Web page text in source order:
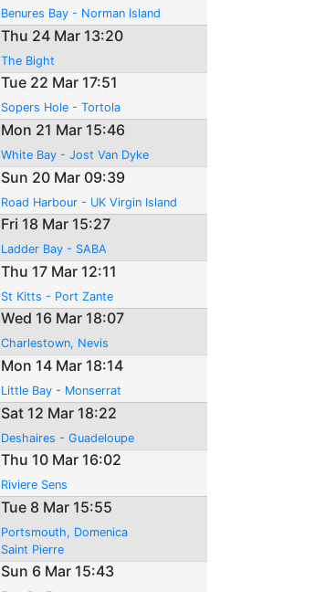
Benures Bay - Norman Island
Thu 24 Mar 13:20
The Bight
Tue 22 Mar 17:51
Sopers Hole - Tortola
Mon 21 Mar 15:46
White Bay - Jost Van Dyke
Sun 20 Mar 09:39
Road Harbour - UK Virgin Island
Fri 18 Mar 15:27
Ladder Bay - SABA
Thu 17 Mar 12:11
St Kitts - Port Zante
Wed 16 Mar 18:07
Charlestown, Nevis
Mon 14 Mar 18:14
Little Bay - Monserrat
Sat 12 Mar 18:22
Deshaires - Guadeloupe
Thu 10 Mar 16:02
Riviere Sens
Tue 8 Mar 15:55
Portsmouth, Domenica
Saint Pierre
Sun 6 Mar 15:43